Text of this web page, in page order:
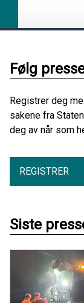
Følg
Registrer deg
sakene fra
deg av når som
REGISTRER
Siste